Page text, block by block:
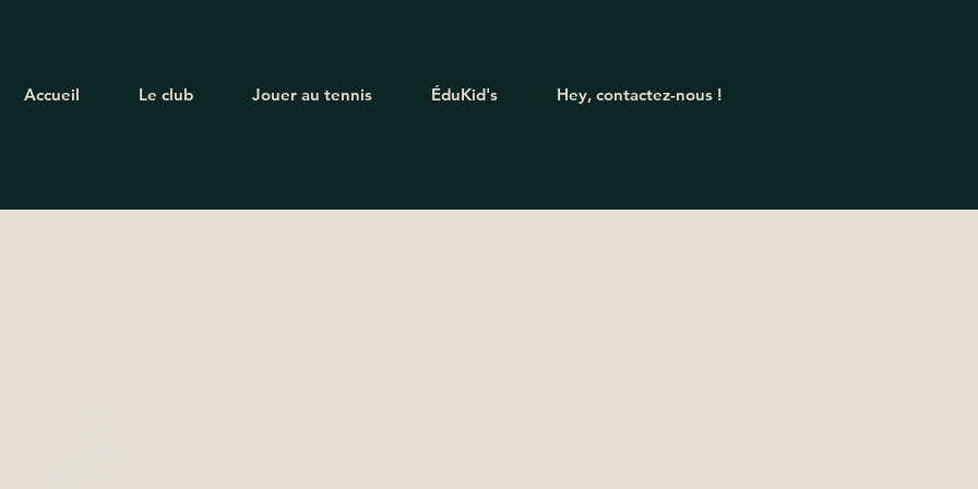
Accueil Le club Jouer au tennis ÉduKid's Hey, contactez-nous !